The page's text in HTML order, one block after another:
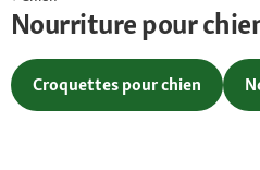
Nourriture pour
Croquettes pour chien